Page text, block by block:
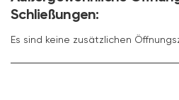
Schließungen:
Es sind keine zusätzlichen